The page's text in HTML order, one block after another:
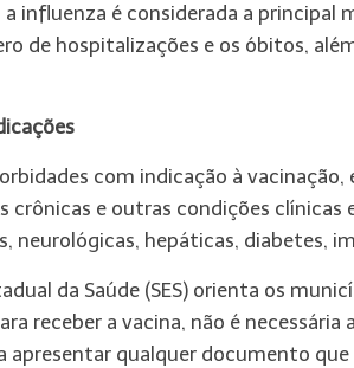
influenza é considerada a principal
de hospitalizações e os óbitos,
com indicação à
crônicas e outras condições
neurológicas, hepáticas, diabetes,
da Saúde (SES) orienta os
receber a vacina, não é
apresentar qualquer documento